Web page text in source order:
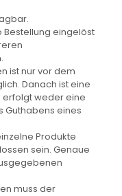
Bestellung eingelöst
ist nur vor dem
Danach ist eine
erfolgt weder eine
Guthabens eines
Produkte
sein. Genaue
muss der